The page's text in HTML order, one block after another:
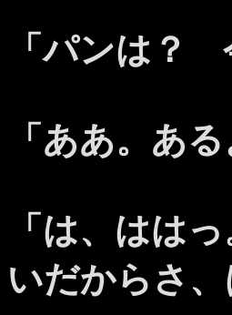
「パンは？
「ああ。あ
「は、はは
いだからさ